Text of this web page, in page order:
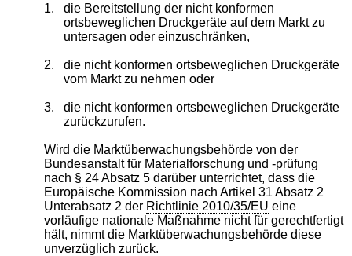
1.
die Bereitstellung der nicht konformen
ortsbeweglichen Druckgeräte auf dem Markt zu
untersagen oder einzuschränken,
2.
die nicht konformen ortsbeweglichen Druckgeräte
vom Markt zu nehmen oder
3.
die nicht konformen ortsbeweglichen Druckgeräte
zurückzurufen.
Wird die Marktüberwachungsbehörde von der
Bundesanstalt für Materialforschung und -prüfung
nach § 24 Absatz 5darüber unterrichtet, dass die
Europäische Kommission nach Artikel 31 Absatz 2
Unterabsatz 2 der Richtlinie 2010/35/EU eine
vorläufige nationale Maßnahme nicht für gerechtfertigt
hält, nimmt die Marktüberwachungsbehörde diese
unverzüglich zurück.